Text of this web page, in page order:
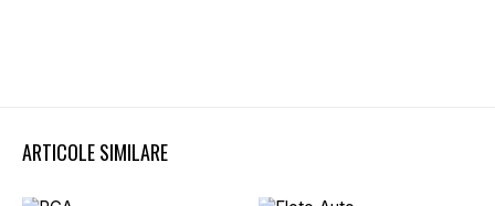
ARTICOLE SIMILARE